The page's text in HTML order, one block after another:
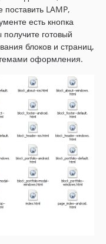
поставить LAMP,
есть кнопка
готовый
блоков и страниц,
оформления.